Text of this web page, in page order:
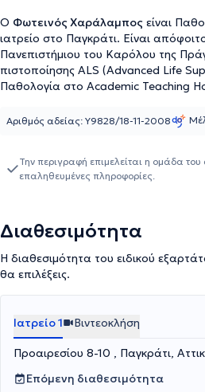
Ο Φωτεινός Χαράλαμπος είναι
ιατρείο στο Παγκράτι. Είναι
Πανεπιστήμιου του Καρόλου της
πιστοποίησης ALS (Advanced Life
Παθολογία στο Academic Teaching
- Μπενάκειο Ν.Ε.Ε.Σ της Αθήνας.
του πορείας απέκτησε πολύτιμη
σε πολυάριθμα νοσοκομεία της
ενημέρωση πάνω σε θέματα της
Αριθμός αδείας: Υ9828/18-11-2008
Την περιγραφή επιμελείται η ομάδα
επαληθευμένες πληροφορίες.
Διαθεσιμότητα
Η διαθεσιμότητα του ειδικού
θα επιλέξεις.
Ιατρείο 1 Βιντεοκλήση
Προαιρεσίου 8-10 , Παγκράτι,
Επόμενη διαθεσιμότητα